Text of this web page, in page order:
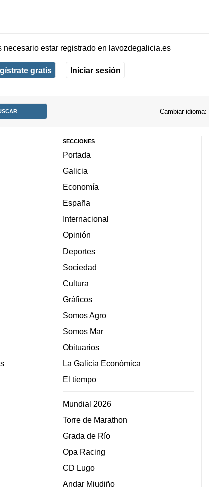
necesario estar registradoen lavozdegalicia.es
gratis Iniciar sesión
Cambiar idioma:
SECCIONES
Portada
Galicia
Economía
España
Internacional
Opinión
Deportes
Sociedad
Cultura
Gráficos
Somos Agro
Somos Mar
Obituarios
La Galicia Económica
El tiempo
Mundial 2026
Torre de Marathon
Grada de Río
Opa Racing
CD Lugo
Andar Miudiño